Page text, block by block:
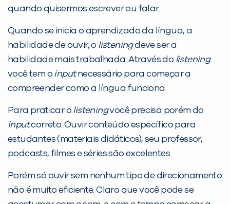
quando quisermos escrever ou falar.
Quando se inicia o aprendizado da língua, a
habilidade de ouvir, o listeningdeve ser a
habilidade mais trabalhada. Através do listening
você tem o inputnecessário para começar a
compreender como a língua funciona.
Para praticar o listeningvocê precisa porém do
inputcorreto. Ouvir conteúdo específico para
estudantes (materiais didáticos), seu professor,
podcasts, filmes e séries são excelentes.
Porém só ouvir sem nenhum tipo de direcionamento
não é muito eficiente. Claro que você pode se